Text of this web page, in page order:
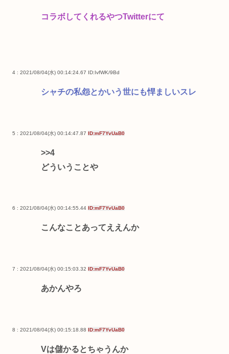
コラボしてくれるやつTwitterにて
4 : 2021/08/04(水) 00:14:24.67 ID:IvfWK/9Bd
シャチの私怨とかいう世にも悍ましいスレ
5 : 2021/08/04(水) 00:14:47.87 ID:mF7YvUaB0
>>4
どういうことや
6 : 2021/08/04(水) 00:14:55.44 ID:mF7YvUaB0
こんなことあってええんか
7 : 2021/08/04(水) 00:15:03.32 ID:mF7YvUaB0
あかんやろ
8 : 2021/08/04(水) 00:15:18.88 ID:mF7YvUaB0
Vは儲かるとちゃうんか